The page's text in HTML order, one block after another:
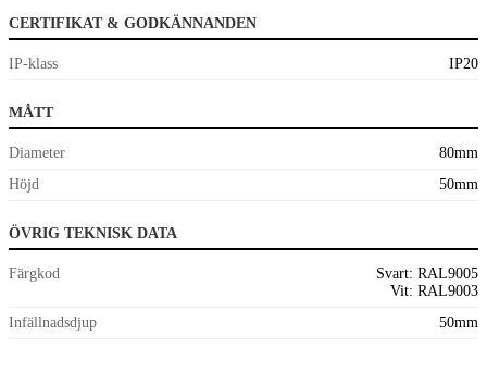
CERTIFIKAT & GODKÄNNANDEN
IP-klass IP20
MÅTT
Diameter
80mm
Höjd
50mm
ÖVRIG TEKNISK DATA
Färgkod
Svart: RAL9005
Vit: RAL9003
Infällnadsdjup
50mm